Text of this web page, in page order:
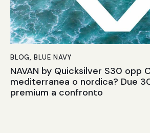
BLOG, BLUE NAVY
NAVAN by Quicksilver S30 opp
mediterranea o nordica? Due
premium a confronto